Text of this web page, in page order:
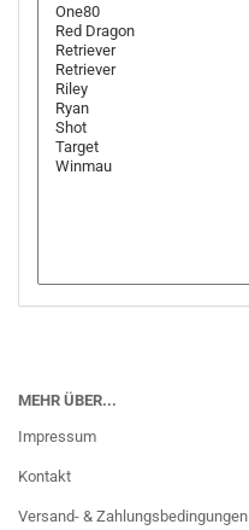
MEHR ÜBER...
Impressum
Kontakt
Versand- & Zahlungsbedingungen